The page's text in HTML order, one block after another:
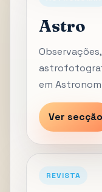
Astro
em
Ver secção
REVISTA